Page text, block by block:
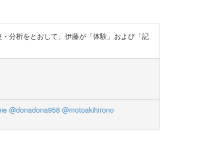
分析をとおして、伊藤が「体験」および「記
@donadona958 @motoakihirono